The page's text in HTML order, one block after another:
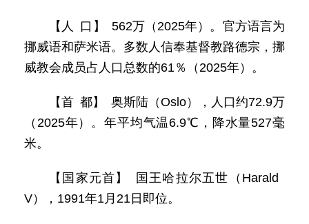
【人 口】 562万（2025年）。官方语言为
挪威语和萨米语。多数人信奉基督教路德宗，挪
威教会成员占人口总数的61％（2025年）。
【首 都】 奥斯陆（Oslo），人口约72.9万
（2025年）。年平均气温6.9℃，降水量527毫
米。
【国家元首】 国王哈拉尔五世（Harald
V），1991年1月21日即位。